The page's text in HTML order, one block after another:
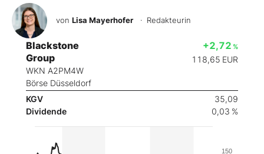
von Lisa Mayerhofer · Redakteurin
Blackstone
Group
WKN A2PM4W
Börse Düsseldorf
+2,72 %
118,65 EUR
KGV
35,09
Dividende
0,03 %
150